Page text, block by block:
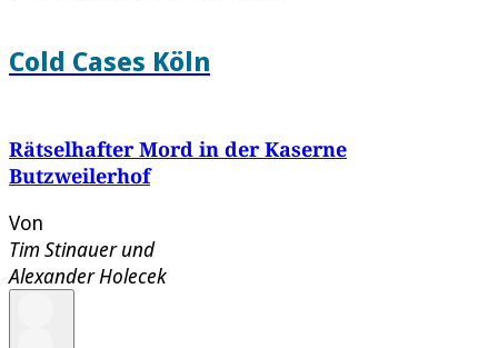
Cold Cases Köln
Rätselhafter Mord in der Kaserne
Butzweilerhof
Von
Tim Stinauerund
Alexander Holecek